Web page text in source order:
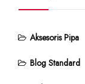
Aksesoris Pipa
Blog Standard